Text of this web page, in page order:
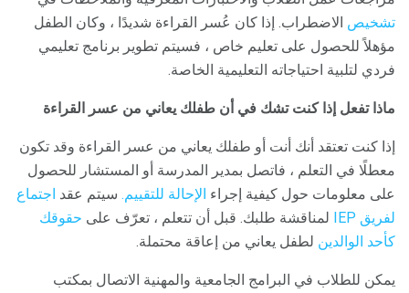
تشخيص الاضطراب. إذا كان عُسر القراءة شديدًا ، وكان الطفل
مؤهلاً للحصول على تعليم خاص ، فسيتم تطوير برنامج تعليمي
فردي لتلبية احتياجاته التعليمية الخاصة.
ماذا تفعل إذا كنت تشك في أن طفلك يعاني من عسر القراءة
إذا كنت تعتقد أنك أنت أو طفلك يعاني من عسر القراءة وقد تكون
معطلًا في التعلم ، فاتصل بمدير المدرسة أو المستشار للحصول
على معلومات حول كيفية إجراء الإحالة للتقييم. سيتم عقد اجتماع
لفريق IEP
لمناقشة طلبك. قبل أن تتعلم ، تعرّف على حقوقك
كأحد الوالدين لطفل يعاني من إعاقة محتملة.
يمكن للطلاب في البرامج الجامعية والمهنية الاتصال بمكتب